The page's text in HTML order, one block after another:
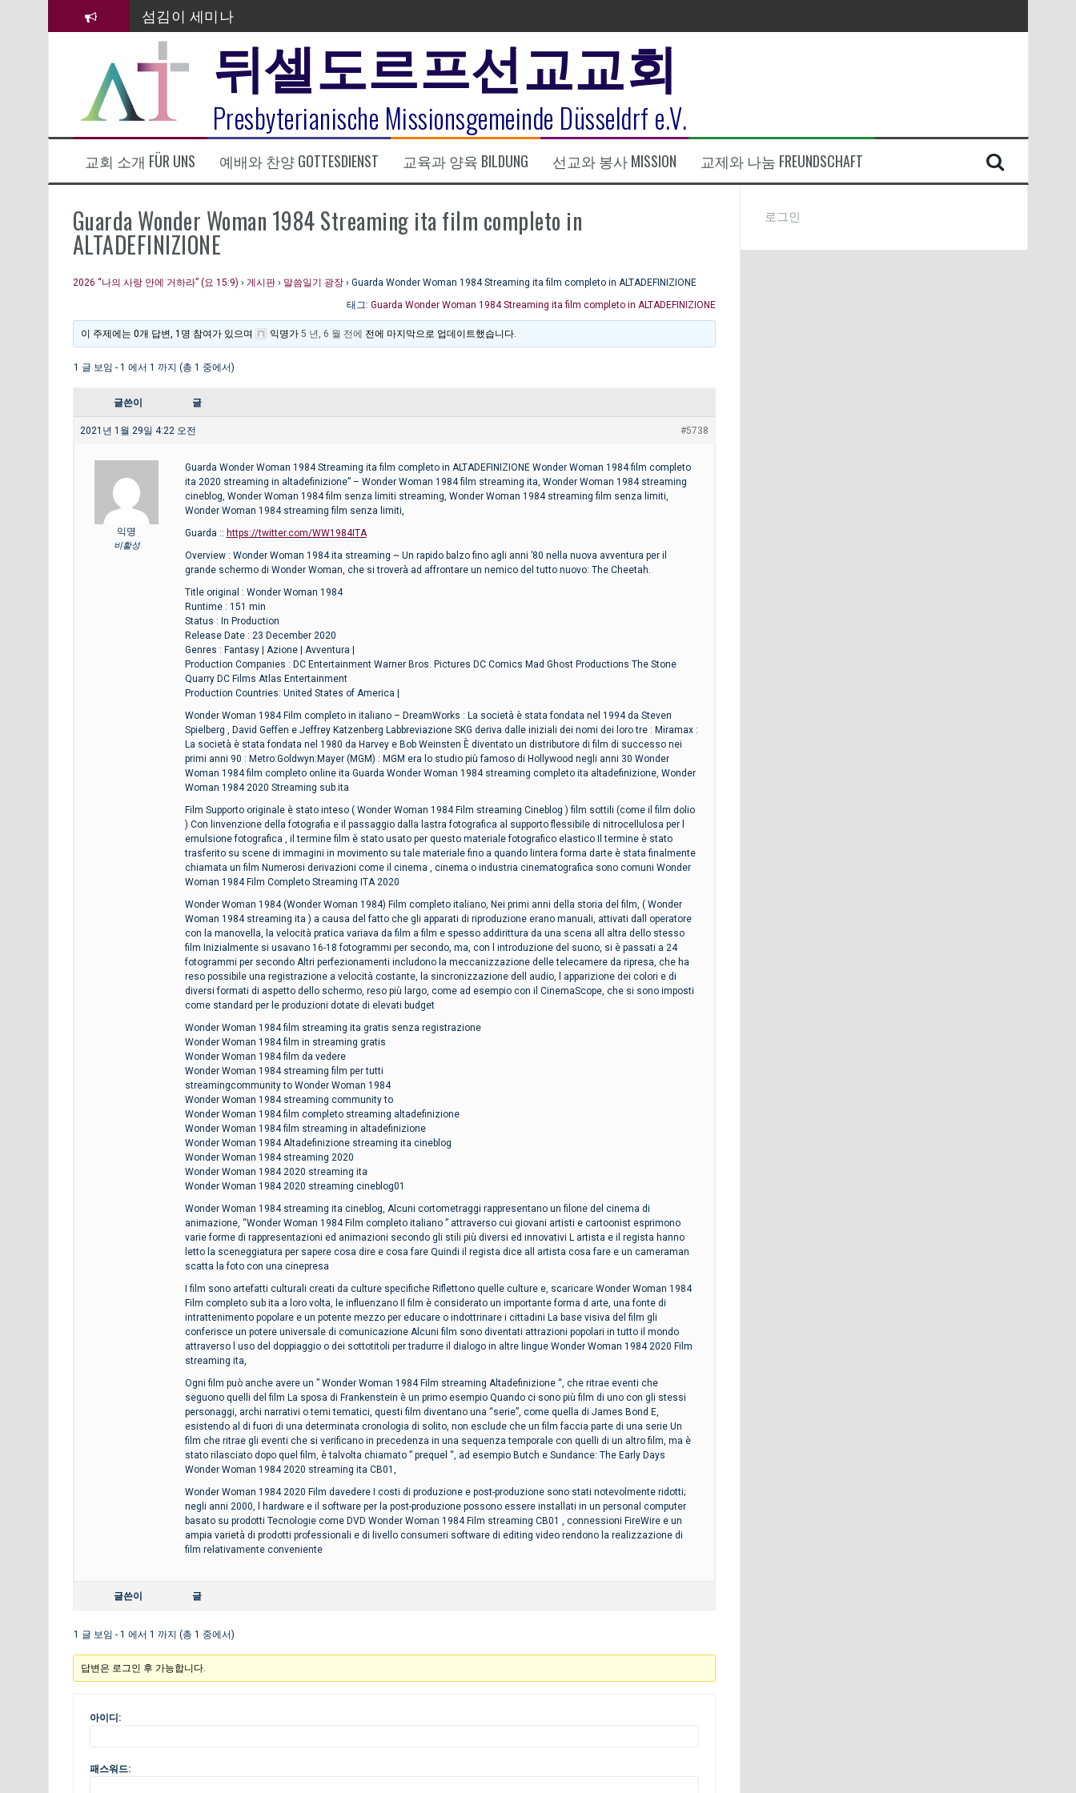
섬김이 세미나
김태희 자매 졸업연주
2023년 어린이 주일 유초등부 발표
라합3 나라 봉헌송
그리스도인의 생활영성 1기 수료식
은퇴사-우선화 권사
뒤셀도르프선교교회
Presbyterianische Missionsgemeinde Düsseldrf e.V.
교회 소개 FÜR UNS 예배와 찬양 GOTTESDIENST 교육과 양육 BILDUNG 선교와 봉사 MISSION 교제와 나눔 FREUNDSCHAFT
Guarda Wonder Woman 1984 Streaming ita film completo in
ALTADEFINIZIONE
2026 “나의 사랑 안에 거하라” (요 15:9) › 게시판 › 말씀일기 광장 › Guarda Wonder Woman 1984 Streaming ita film completo in ALTADEFINIZIONE
태그: Guarda Wonder Woman 1984 Streaming ita film completo in ALTADEFINIZIONE
이 주제에는 0개 답변, 1명 참여가 있으며 익명가 5 년, 6 월 전에 전에 마지막으로 업데이트했습니다.
1 글 보임 - 1 에서 1 까지 (총 1 중에서)
글쓴이 글
2021년 1월 29일 4:22 오전 #5738
익명
비활성
Guarda Wonder Woman 1984 Streaming ita film completo in ALTADEFINIZIONE Wonder Woman 1984 film completo
ita 2020 streaming in altadefinizione” – Wonder Woman 1984 film streaming ita, Wonder Woman 1984 streaming
cineblog, Wonder Woman 1984 film senza limiti streaming, Wonder Woman 1984 streaming film senza limiti,
Wonder Woman 1984 streaming film senza limiti,
Guarda :: https://twitter.com/WW1984ITA
Overview : Wonder Woman 1984 ita streaming ~ Un rapido balzo fino agli anni ’80 nella nuova avventura per il
grande schermo di Wonder Woman, che si troverà ad affrontare un nemico del tutto nuovo: The Cheetah.
Title original : Wonder Woman 1984
Runtime : 151 min
Status : In Production
Release Date : 23 December 2020
Genres : Fantasy | Azione | Avventura |
Production Companies : DC Entertainment Warner Bros. Pictures DC Comics Mad Ghost Productions The Stone
Quarry DC Films Atlas Entertainment
Production Countries: United States of America |
Wonder Woman 1984 Film completo in italiano – DreamWorks : La società è stata fondata nel 1994 da Steven
Spielberg , David Geffen e Jeffrey Katzenberg Labbreviazione SKG deriva dalle iniziali dei nomi dei loro tre : Miramax :
La società è stata fondata nel 1980 da Harvey e Bob Weinsten È diventato un distributore di film di successo nei
primi anni 90 : Metro:Goldwyn:Mayer (MGM) : MGM era lo studio più famoso di Hollywood negli anni 30 Wonder
Woman 1984 film completo online ita Guarda Wonder Woman 1984 streaming completo ita altadefinizione, Wonder
Woman 1984 2020 Streaming sub ita
Film Supporto originale è stato inteso ( Wonder Woman 1984 Film streaming Cineblog ) film sottili (come il film dolio
) Con linvenzione della fotografia e il passaggio dalla lastra fotografica al supporto flessibile di nitrocellulosa per l
emulsione fotografica , il termine film è stato usato per questo materiale fotografico elastico Il termine è stato
trasferito su scene di immagini in movimento su tale materiale fino a quando lintera forma darte è stata finalmente
chiamata un film Numerosi derivazioni come il cinema , cinema o industria cinematografica sono comuni Wonder
Woman 1984 Film Completo Streaming ITA 2020
Wonder Woman 1984 (Wonder Woman 1984) Film completo italiano, Nei primi anni della storia del film, ( Wonder
Woman 1984 streaming ita ) a causa del fatto che gli apparati di riproduzione erano manuali, attivati dall operatore
con la manovella, la velocità pratica variava da film a film e spesso addirittura da una scena all altra dello stesso
film Inizialmente si usavano 16-18 fotogrammi per secondo, ma, con l introduzione del suono, si è passati a 24
fotogrammi per secondo Altri perfezionamenti includono la meccanizzazione delle telecamere da ripresa, che ha
reso possibile una registrazione a velocità costante, la sincronizzazione dell audio, l apparizione dei colori e di
diversi formati di aspetto dello schermo, reso più largo, come ad esempio con il CinemaScope, che si sono imposti
come standard per le produzioni dotate di elevati budget
Wonder Woman 1984 film streaming ita gratis senza registrazione
Wonder Woman 1984 film in streaming gratis
Wonder Woman 1984 film da vedere
Wonder Woman 1984 streaming film per tutti
streamingcommunity to Wonder Woman 1984
Wonder Woman 1984 streaming community to
Wonder Woman 1984 film completo streaming altadefinizione
Wonder Woman 1984 film streaming in altadefinizione
Wonder Woman 1984 Altadefinizione streaming ita cineblog
Wonder Woman 1984 streaming 2020
Wonder Woman 1984 2020 streaming ita
Wonder Woman 1984 2020 streaming cineblog01
Wonder Woman 1984 streaming ita cineblog, Alcuni cortometraggi rappresentano un filone del cinema di
animazione, “Wonder Woman 1984 Film completo italiano ” attraverso cui giovani artisti e cartoonist esprimono
varie forme di rappresentazioni ed animazioni secondo gli stili più diversi ed innovativi L artista e il regista hanno
letto la sceneggiatura per sapere cosa dire e cosa fare Quindi il regista dice all artista cosa fare e un cameraman
scatta la foto con una cinepresa
I film sono artefatti culturali creati da culture specifiche Riflettono quelle culture e, scaricare Wonder Woman 1984
Film completo sub ita a loro volta, le influenzano Il film è considerato un importante forma d arte, una fonte di
intrattenimento popolare e un potente mezzo per educare o indottrinare i cittadini La base visiva del film gli
conferisce un potere universale di comunicazione Alcuni film sono diventati attrazioni popolari in tutto il mondo
attraverso l uso del doppiaggio o dei sottotitoli per tradurre il dialogo in altre lingue Wonder Woman 1984 2020 Film
streaming ita,
Ogni film può anche avere un ” Wonder Woman 1984 Film streaming Altadefinizione “, che ritrae eventi che
seguono quelli del film La sposa di Frankenstein è un primo esempio Quando ci sono più film di uno con gli stessi
personaggi, archi narrativi o temi tematici, questi film diventano una “serie”, come quella di James Bond E,
esistendo al di fuori di una determinata cronologia di solito, non esclude che un film faccia parte di una serie Un
film che ritrae gli eventi che si verificano in precedenza in una sequenza temporale con quelli di un altro film, ma è
stato rilasciato dopo quel film, è talvolta chiamato ” prequel “, ad esempio Butch e Sundance: The Early Days
Wonder Woman 1984 2020 streaming ita CB01,
Wonder Woman 1984 2020 Film davedere I costi di produzione e post-produzione sono stati notevolmente ridotti;
negli anni 2000, l hardware e il software per la post-produzione possono essere installati in un personal computer
basato su prodotti Tecnologie come DVD Wonder Woman 1984 Film streaming CB01 , connessioni FireWire e un
ampia varietà di prodotti professionali e di livello consumeri software di editing video rendono la realizzazione di
film relativamente conveniente
글쓴이 글
1 글 보임 - 1 에서 1 까지 (총 1 중에서)
답변은 로그인 후 가능합니다.
아이디:
패스워드:
로그인